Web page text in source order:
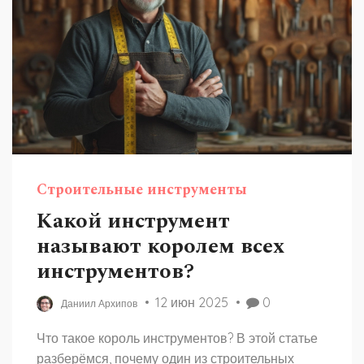
Строительные инструменты
Какой инструмент
называют королем всех
инструментов?
Даниил Архипов 12 июн 2025 0
Что такое король инструментов? В этой статье
разберёмся, почему один из строительных